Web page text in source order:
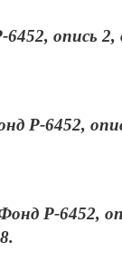
опись 2,
Р-6452,
Р-6452,